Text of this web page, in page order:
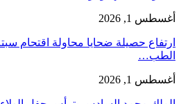
أغسطس 1, 2026
الطب…
أغسطس 1, 2026